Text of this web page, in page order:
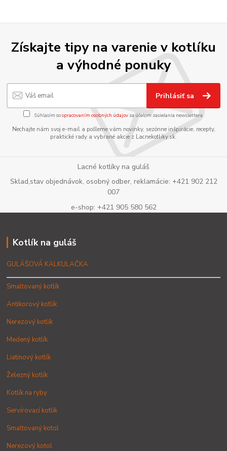
Získajte tipy na varenie v kotlíku
a výhodné ponuky
Prihlásiť sa
Súhlasím sospracovaním osobných údajov za účelom zasielania newslettera.
Nechajte nám svoj e-mail a pošleme vám novinky, sezónne inšpirácie, recepty,
praktické rady a vybrané akcie z Lacnekotliky.sk.
Lacné kotlíky na guláš
Sklad,stav objednávok, osobný odber, reklamácie: +421 902 212
007
e-shop: +421 905 580 562
Kotlík na guláš
GULÁŠOVÁ KALKULAČKA
Smaltovaný kotlík
Antikorový kotlík
Nerezový kotlík
Medený kotlík
Liatinový kotlík
Železný kotlík
Kotlík na ryby
Servírovací kotlík
Smaltovaný kotol
Nerezový kotol